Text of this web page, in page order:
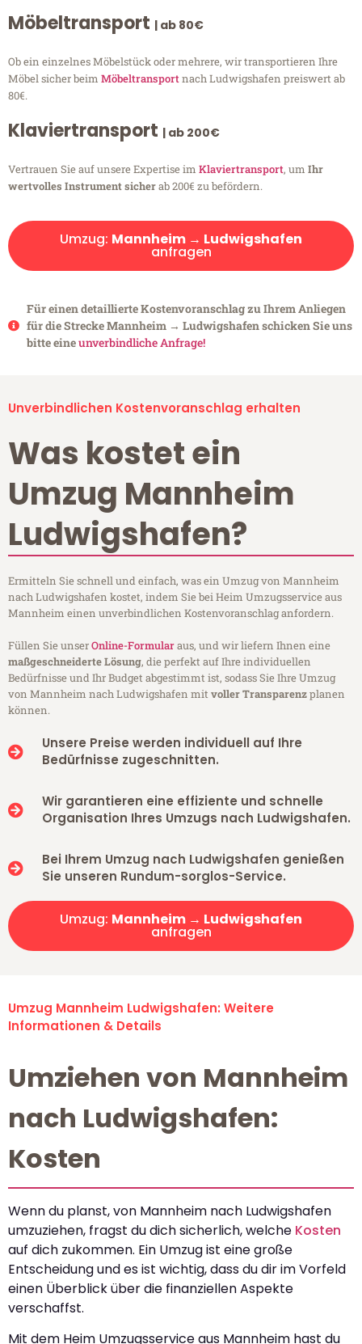
Möbeltransport | ab 80€
Ob ein einzelnes Möbelstück oder mehrere, wir transportieren Ihre
Möbel sicher beim Möbeltransportnach Ludwigshafen preiswert ab
80€.
Klaviertransport | ab 200€
Vertrauen Sie auf unsere Expertise im Klaviertransport, um Ihr
wertvolles Instrument sicherab 200€ zu befördern.
Umzug: Mannheim → Ludwigshafen
anfragen
Für einen detaillierte Kostenvoranschlag zu Ihrem Anliegen
für die Strecke Mannheim → Ludwigshafen schicken Sie uns
bitte eineunverbindliche Anfrage!
Unverbindlichen Kostenvoranschlag erhalten
Was kostet ein
Umzug Mannheim
Ludwigshafen?
Ermitteln Sie schnell und einfach, was ein Umzug von Mannheim
nach Ludwigshafen kostet, indem Sie bei Heim Umzugsservice aus
Mannheim einen unverbindlichen Kostenvoranschlag anfordern.
Füllen Sie unserOnline-Formularaus, und wir liefern Ihnen eine
maßgeschneiderte Lösung, die perfekt auf Ihre individuellen
Bedürfnisse und Ihr Budget abgestimmt ist, sodass Sie Ihre Umzug
von Mannheim nach Ludwigshafen mitvoller Transparenzplanen
können.
Unsere Preise werden individuell auf Ihre
Bedürfnisse zugeschnitten.
Wir garantieren eine effiziente und schnelle
Organisation Ihres Umzugs nach Ludwigshafen.
Bei Ihrem Umzug nach Ludwigshafen genießen
Sie unseren Rundum-sorglos-Service.
Umzug: Mannheim → Ludwigshafen
anfragen
Umzug Mannheim Ludwigshafen: Weitere
Informationen & Details
Umziehen von Mannheim
nach Ludwigshafen:
Kosten
Wenn du planst, von Mannheim nach Ludwigshafen
umzuziehen, fragst du dich sicherlich, welche Kosten
auf dich zukommen. Ein Umzug ist eine große
Entscheidung und es ist wichtig, dass du dir im Vorfeld
einen Überblick über die finanziellen Aspekte
verschaffst.
Mit dem Heim Umzugsservice aus Mannheim hast du